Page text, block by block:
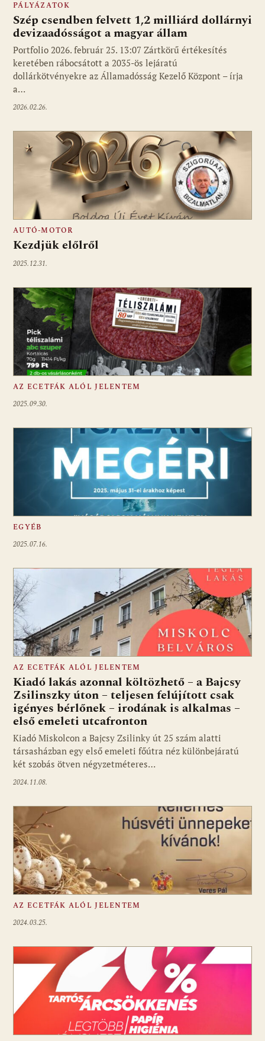
PÁLYÁZATOK
Szép csendben felvett 1,2 milliárd dollárnyi
devizaadósságot a magyar állam
Portfolio 2026. február 25. 13:07 Zártkörű értékesítés
keretében rábocsátott a 2035-ös lejáratú
dollárkötvényekre az Államadósság Kezelő Központ – írja
a…
2026.02.26.
AUTÓ-MOTOR
Kezdjük előlről
2025.12.31.
AZ ECETFÁK ALÓL JELENTEM
2025.09.30.
EGYÉB
2025.07.16.
AZ ECETFÁK ALÓL JELENTEM
Kiadó lakás azonnal költözhető – a Bajcsy
Zsilinszky úton – teljesen felújított csak
igényes bérlőnek – irodának is alkalmas –
első emeleti utcafronton
Kiadó Miskolcon a Bajcsy Zsilinky út 25 szám alatti
társasházban egy első emeleti főútra néz különbejáratú
két szobás ötven négyzetméteres…
2024.11.08.
AZ ECETFÁK ALÓL JELENTEM
2024.03.25.